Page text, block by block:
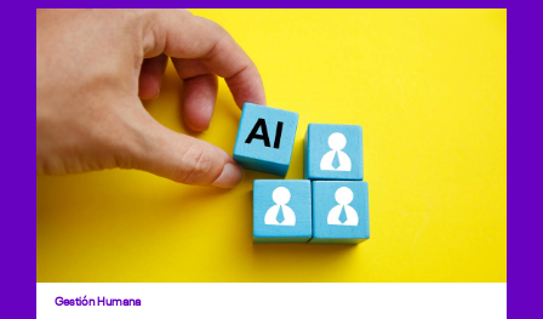
Gestión Humana